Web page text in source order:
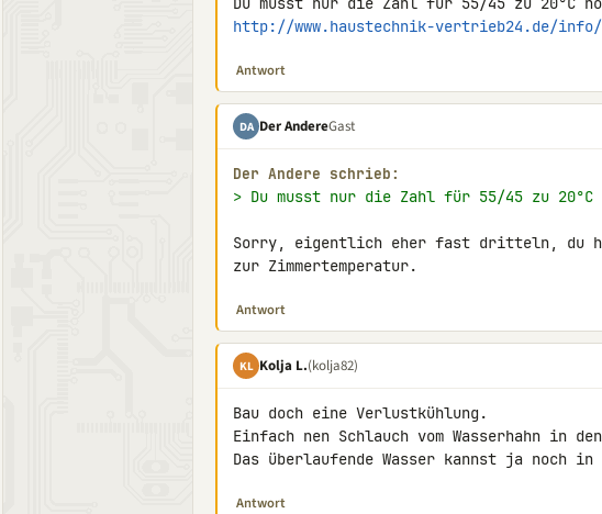
http://www.haustechnik-vertrieb24.de/info/
Antwort
DA Der AndereGast
Der Andere schrieb:
> Du musst nur die Zahl für 55/45 zu 20°C
Sorry, eigentlich eher fast dritteln, du
zur Zimmertemperatur.
Antwort
KL Kolja L.(kolja82)
Bau doch eine Verlustkühlung.
Einfach nen Schlauch vom Wasserhahn in
Das überlaufende Wasser kannst ja noch in
Antwort